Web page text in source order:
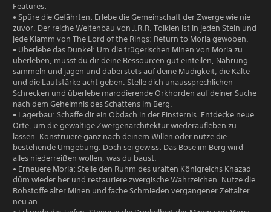
Features:
• Spüre die Gefährten: Erlebe die Gemeinschaft der Zwerge wie nie
zuvor. Der reiche Weltenbau von J.R.R. Tolkien ist in jeden Stein und
jede Klamm von The Lord of the Rings: Return to Moria gewoben.
• Überlebe das Dunkel: Um die trügerischen Minen von Moria zu
überleben, musst du dir deine Ressourcen gut einteilen, Nahrung
sammeln und jagen und dabei stets auf deine Müdigkeit, die Kälte
und die Lautstärke acht geben. Stelle dich unaussprechlichen
Schrecken und überlebe marodierende Orkhorden auf deiner Suche
nach dem Geheimnis des Schattens im Berg.
• Lagerbau: Schaffe dir ein Obdach in der Finsternis. Entdecke neue
Orte, um die gewaltige Zwergenarchitektur wiederaufleben zu
lassen. Konstruiere ganz nach deinem Willen oder nutze die
bestehende Umgebung. Doch sei gewiss: Das Böse im Berg wird
alles niederreißen wollen, was du baust.
• Erneuere Moria: Stelle den Ruhm des uralten Königreichs Khazad-
dûm wieder her und restauriere zwergische Wahrzeichen. Nutze die
Rohstoffe alter Minen und fache Schmieden vergangener Zeitalter
neu an.